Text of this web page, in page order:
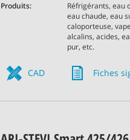
Produits:
Réfrigérants, eau
eau chaude, eau
caloporteuse,
alcalins, acides,
pur, etc.
CAD Fiches